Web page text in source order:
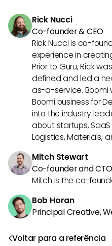
Voltar para a referência
Rick Nucci
Co-founder & CEO
Rick Nucci is co-
experience in
Prior to Guru, Rick
defined and led a
as-a-service. Boomi
Boomi business for
into the industry
about startups,
Logistics, Materials,
Mitch Stewart
Co-founder and
Mitch is the co-
Bob Horan
Principal Creative,